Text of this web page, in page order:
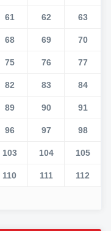
61 62 63
68 69 70
75 76 77
82 83 84
89 90 91
96 97 98
103 104 105
110 111 112